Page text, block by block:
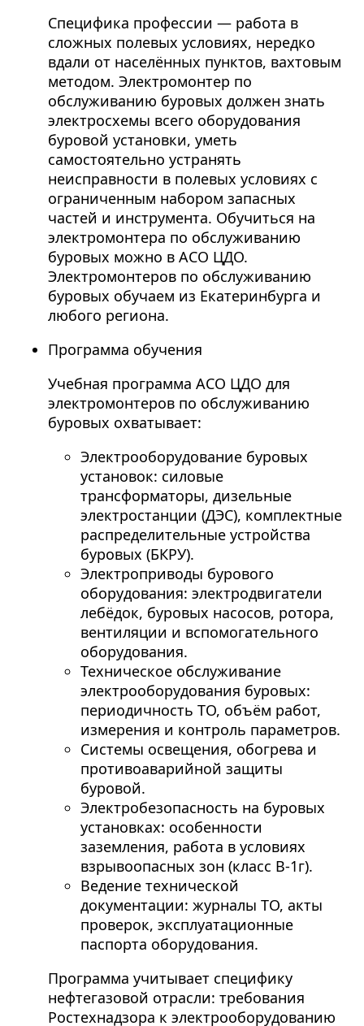
Специфика профессии — работа в
сложных полевых условиях, нередко
вдали от населённых пунктов, вахтовым
методом. Электромонтер по
обслуживанию буровых должен знать
электросхемы всего оборудования
буровой установки, уметь
самостоятельно устранять
неисправности в полевых условиях с
ограниченным набором запасных
частей и инструмента. Обучиться на
электромонтера по обслуживанию
буровых можно в АСО ЦДО.
Электромонтеров по обслуживанию
буровых обучаем из Екатеринбурга и
любого региона.
Программа обучения
Учебная программа АСО ЦДО для
электромонтеров по обслуживанию
буровых охватывает:
Электрооборудование буровых
установок: силовые
трансформаторы, дизельные
электростанции (ДЭС), комплектные
распределительные устройства
буровых (БКРУ).
Электроприводы бурового
оборудования: электродвигатели
лебёдок, буровых насосов, ротора,
вентиляции и вспомогательного
оборудования.
Техническое обслуживание
электрооборудования буровых:
периодичность ТО, объём работ,
измерения и контроль параметров.
Системы освещения, обогрева и
противоаварийной защиты
буровой.
Электробезопасность на буровых
установках: особенности
заземления, работа в условиях
взрывоопасных зон (класс В-1г).
Ведение технической
документации: журналы ТО, акты
проверок, эксплуатационные
паспорта оборудования.
Программа учитывает специфику
нефтегазовой отрасли: требования
Ростехнадзора к электрооборудованию